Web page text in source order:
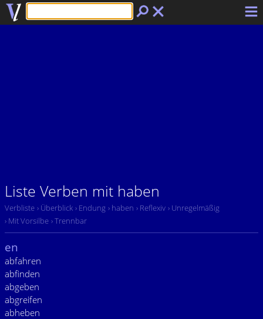
Liste Verben mit haben
Verbliste › Überblick › Endung › haben › Reflexiv › Unregelmäßig
› Mit Vorsilbe › Trennbar
en
abfahren
abfinden
abgeben
abgreifen
abheben